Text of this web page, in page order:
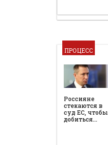
ПРОЦЕСС
Россияне
стекаются в
суд ЕС, чтобы
добиться…